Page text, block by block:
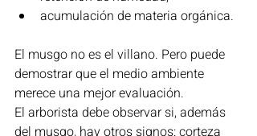
acumulación de materia orgánica.
El musgo no es el villano. Pero puede
demostrar que el medio ambiente
merece una mejor evaluación.
El arborista debe observar si, además
del musgo, hay otros signos: corteza